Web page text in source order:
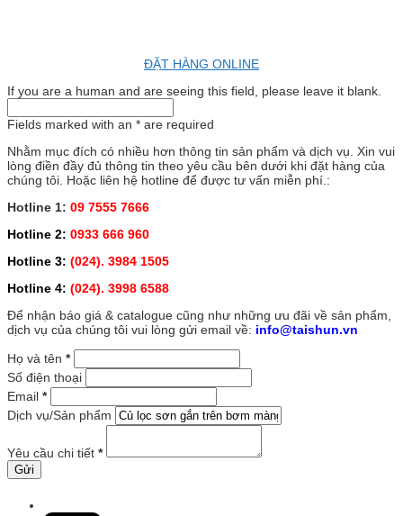
ĐẶT HÀNG ONLINE
If you are a human and are seeing this field, please leave it blank.
Fields marked with an * are required
Nhằm mục đích có nhiều hơn thông tin sản phẩm và dịch vụ. Xin vui
lòng điền đầy đủ thông tin theo yêu cầu bên dưới khi đặt hàng của
chúng tôi. Hoặc liên hệ hotline để được tư vấn miễn phí.:
Hotline 1: 09 7555 7666
Hotline 2: 0933 666 960
Hotline 3: (024). 3984 1505
Hotline 4: (024). 3998 6588
Để nhận báo giá & catalogue cũng như những ưu đãi về sản phẩm,
dịch vụ của chúng tôi vui lòng gửi email về: info@taishun.vn
Họ và tên *
Số điện thoại
Email *
Dịch vụ/Sản phẩm
Yêu cầu chi tiết *